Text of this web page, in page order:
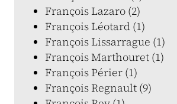
François Lazaro (2)
François Léotard (1)
François Lissarrague (1)
François Marthouret (1)
François Périer (1)
François Regnault (9)